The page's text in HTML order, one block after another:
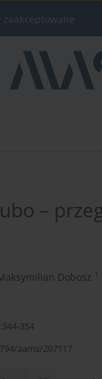
zaakceptowane
–
Dobosz 1
354
aams/207117